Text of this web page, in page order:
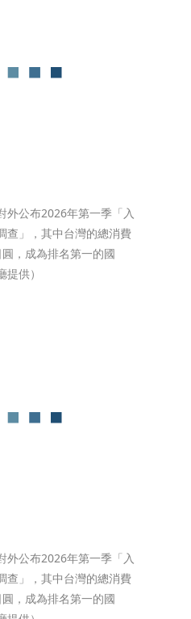
外公布2026年第一季「入
查」，其中台灣的總消費
，成為排名第一的國
供）
外公布2026年第一季「入
查」，其中台灣的總消費
，成為排名第一的國